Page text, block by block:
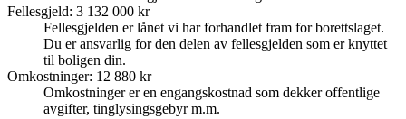
Fellesgjeld: 3 132 000 kr
Fellesgjelden er lånet vi har forhandlet fram for borettslaget.
Du er ansvarlig for den delen av fellesgjelden som er knyttet
til boligen din.
Omkostninger: 12 880 kr
Omkostninger er en engangskostnad som dekker offentlige
avgifter, tinglysingsgebyr m.m.